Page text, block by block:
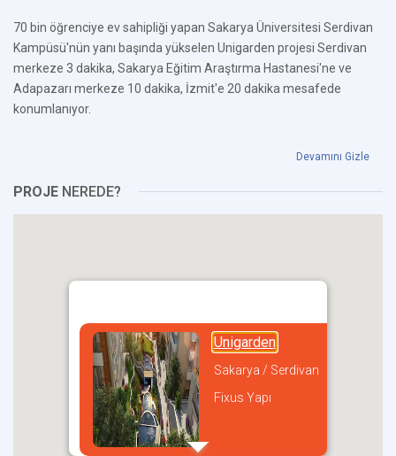
70 bin öğrenciye ev sahipliği yapan Sakarya Üniversitesi Serdivan
Kampüsü'nün yanı başında yükselen Unigarden projesi Serdivan
merkeze 3 dakika, Sakarya Eğitim Araştırma Hastanesi'ne ve
Adapazarı merkeze 10 dakika, İzmit'e 20 dakika mesafede
konumlanıyor.
Devamını Gizle
PROJE NEREDE?
Unigarden
Sakarya / Serdivan
Fixus Yapı